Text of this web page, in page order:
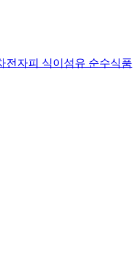
전자피 식이섬유 순수식품